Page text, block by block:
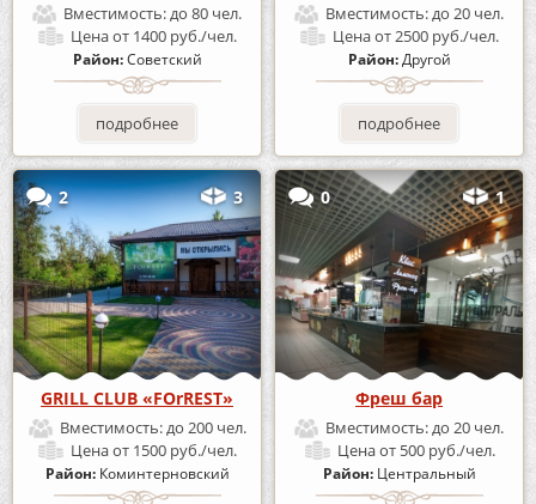
Вместимость:до 80 чел.
Ценаот 1400 руб./чел.
Район:Советский
подробнее
Вместимость:до 20 чел.
Ценаот 2500 руб./чел.
Район:Другой
подробнее
2 3
GRILL CLUB «FOrREST»
Вместимость:до 200 чел.
Ценаот 1500 руб./чел.
Район: Коминтерновский
0 1
Фреш бар
Вместимость:до 20 чел.
Ценаот 500 руб./чел.
Район: Центральный